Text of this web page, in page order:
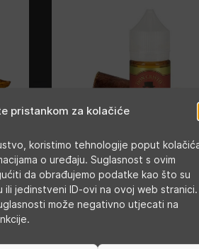
pristankom za kolačiće
koristimo tehnologije poput
o uređaju. Suglasnost s ovim
da obrađujemo podatke kao što su
ili jedinstveni ID-ovi na ovoj web stranici.
može negativno utjecati na
Don Cristo - Don Cristo
aroma 30ml